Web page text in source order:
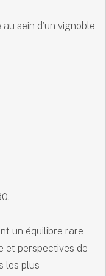
sein d'un vignoble
un équilibre rare
et perspectives de
les plus